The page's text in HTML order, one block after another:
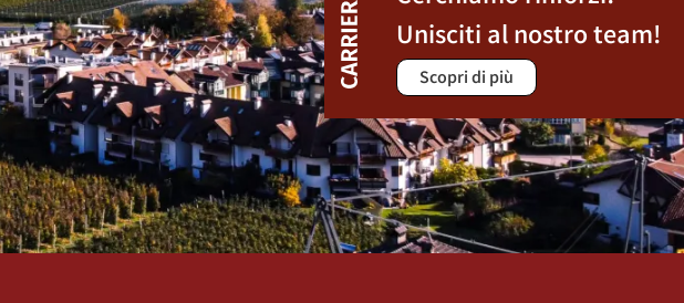
Unisciti al nostro team!
Scopri di più